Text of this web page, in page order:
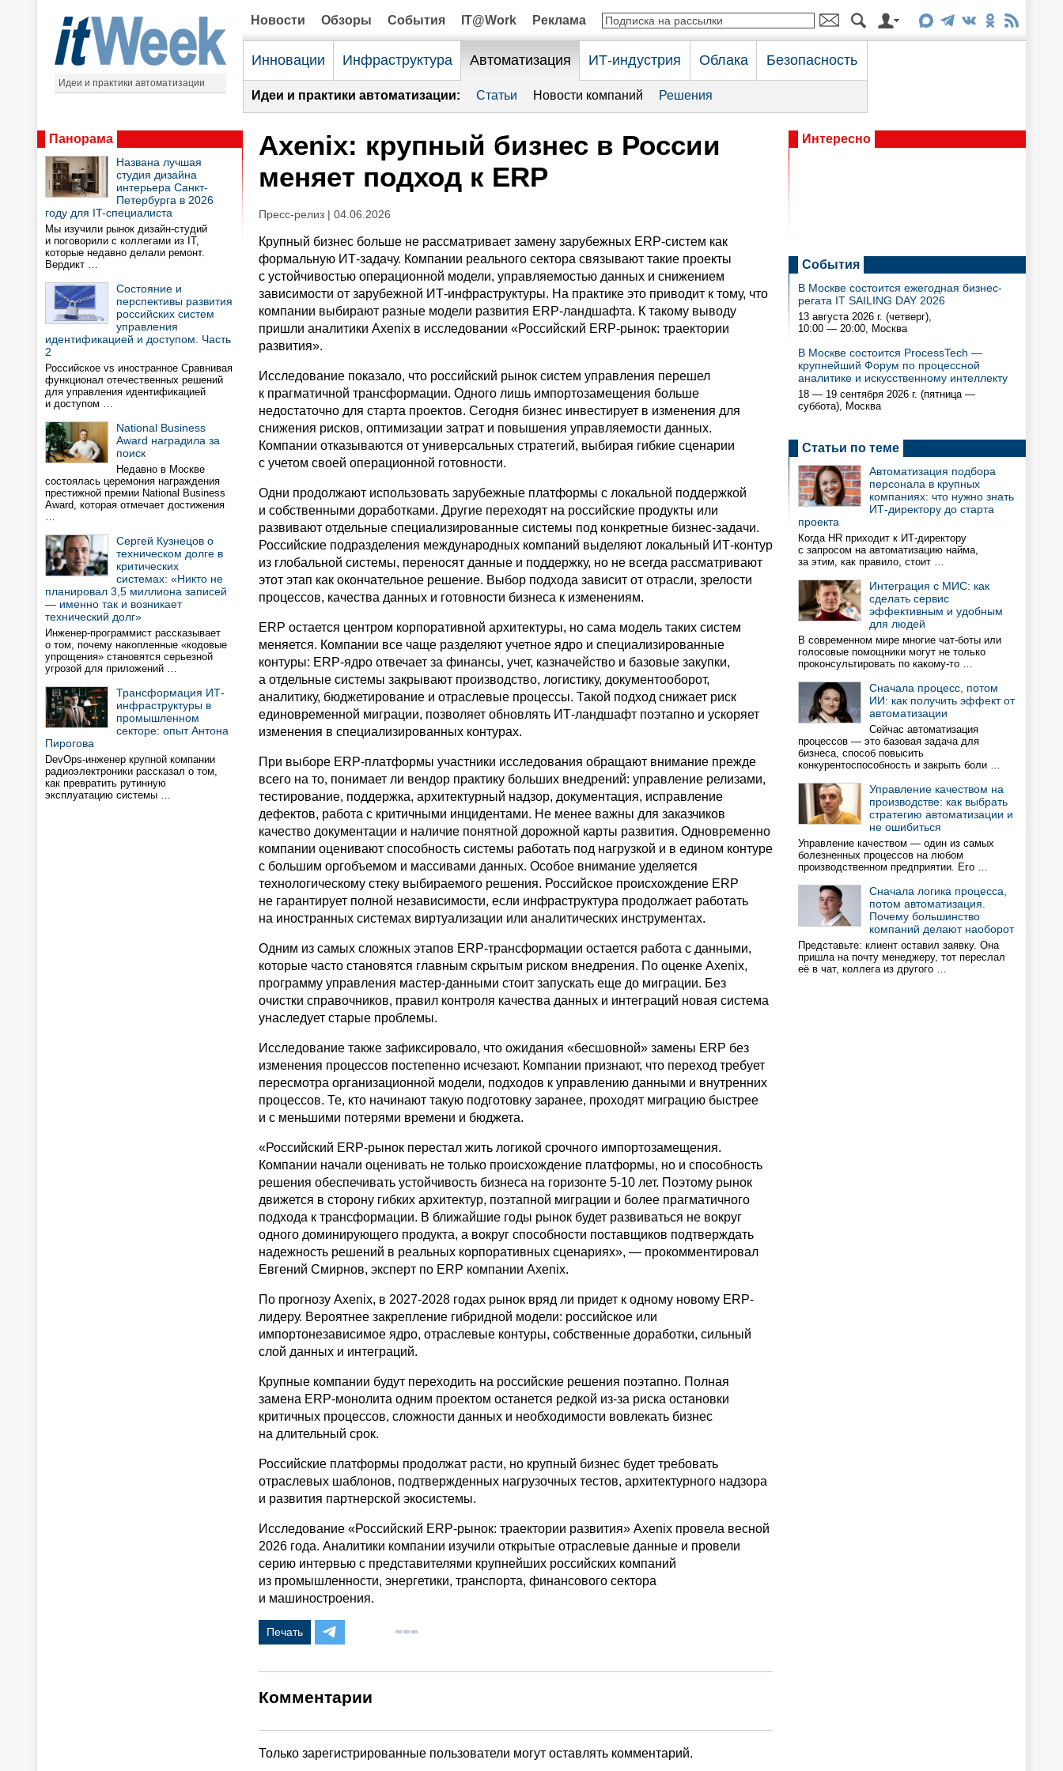
Идеи и практики автоматизации
Новости Обзоры События IT@Work Реклама
Инновации Инфраструктура Автоматизация ИТ-индустрия Облака Безопасность
Идеи и практики автоматизации: Статьи Новости компаний Решения
Панорама
Названа лучшая
студия дизайна
интерьера Санкт-
Петербурга в 2026
году для IT-специалиста
Мы изучили рынок дизайн-студий
и поговорили с коллегами из IT,
которые недавно делали ремонт.
Вердикт …
Состояние и
перспективы развития
российских систем
управления
идентификацией и доступом. Часть
2
Российское vs иностранное Сравнивая
функционал отечественных решений
для управления идентификацией
и доступом …
National Business
Award наградила за
поиск
Недавно в Москве
состоялась церемония награждения
престижной премии National Business
Award, которая отмечает достижения
…
Сергей Кузнецов о
техническом долге в
критических
системах: «Никто не
планировал 3,5 миллиона записей
— именно так и возникает
технический долг»
Инженер-программист рассказывает
о том, почему накопленные «кодовые
упрощения» становятся серьезной
угрозой для приложений …
Трансформация ИТ-
инфраструктуры в
промышленном
секторе: опыт Антона
Пирогова
DevOps-инженер крупной компании
радиоэлектроники рассказал о том,
как превратить рутинную
эксплуатацию системы …
Axenix: крупный бизнес в России
меняет подход к ERP
Пресс-релиз | 04.06.2026
Крупный бизнес больше не рассматривает замену зарубежных ERP-систем как
формальную ИТ-задачу. Компании реального сектора связывают такие проекты
с устойчивостью операционной модели, управляемостью данных и снижением
зависимости от зарубежной ИТ-инфраструктуры. На практике это приводит к тому, что
компании выбирают разные модели развития ERP-ландшафта. К такому выводу
пришли аналитики Axenix в исследовании «Российский ERP-рынок: траектории
развития».
Исследование показало, что российский рынок систем управления перешел
к прагматичной трансформации. Одного лишь импортозамещения больше
недостаточно для старта проектов. Сегодня бизнес инвестирует в изменения для
снижения рисков, оптимизации затрат и повышения управляемости данных.
Компании отказываются от универсальных стратегий, выбирая гибкие сценарии
с учетом своей операционной готовности.
Одни продолжают использовать зарубежные платформы с локальной поддержкой
и собственными доработками. Другие переходят на российские продукты или
развивают отдельные специализированные системы под конкретные бизнес-задачи.
Российские подразделения международных компаний выделяют локальный ИТ-контур
из глобальной системы, переносят данные и поддержку, но не всегда рассматривают
этот этап как окончательное решение. Выбор подхода зависит от отрасли, зрелости
процессов, качества данных и готовности бизнеса к изменениям.
ERP остается центром корпоративной архитектуры, но сама модель таких систем
меняется. Компании все чаще разделяют учетное ядро и специализированные
контуры: ERP-ядро отвечает за финансы, учет, казначейство и базовые закупки,
а отдельные системы закрывают производство, логистику, документооборот,
аналитику, бюджетирование и отраслевые процессы. Такой подход снижает риск
единовременной миграции, позволяет обновлять ИТ-ландшафт поэтапно и ускоряет
изменения в специализированных контурах.
При выборе ERP-платформы участники исследования обращают внимание прежде
всего на то, понимает ли вендор практику больших внедрений: управление релизами,
тестирование, поддержка, архитектурный надзор, документация, исправление
дефектов, работа с критичными инцидентами. Не менее важны для заказчиков
качество документации и наличие понятной дорожной карты развития. Одновременно
компании оценивают способность системы работать под нагрузкой и в едином контуре
с большим оргобъемом и массивами данных. Особое внимание уделяется
технологическому стеку выбираемого решения. Российское происхождение ERP
не гарантирует полной независимости, если инфраструктура продолжает работать
на иностранных системах виртуализации или аналитических инструментах.
Одним из самых сложных этапов ERP-трансформации остается работа с данными,
которые часто становятся главным скрытым риском внедрения. По оценке Axenix,
программу управления мастер-данными стоит запускать еще до миграции. Без
очистки справочников, правил контроля качества данных и интеграций новая система
унаследует старые проблемы.
Исследование также зафиксировало, что ожидания «бесшовной» замены ERP без
изменения процессов постепенно исчезают. Компании признают, что переход требует
пересмотра организационной модели, подходов к управлению данными и внутренних
процессов. Те, кто начинают такую подготовку заранее, проходят миграцию быстрее
и с меньшими потерями времени и бюджета.
«Российский ERP-рынок перестал жить логикой срочного импортозамещения.
Компании начали оценивать не только происхождение платформы, но и способность
решения обеспечивать устойчивость бизнеса на горизонте 5-10 лет. Поэтому рынок
движется в сторону гибких архитектур, поэтапной миграции и более прагматичного
подхода к трансформации. В ближайшие годы рынок будет развиваться не вокруг
одного доминирующего продукта, а вокруг способности поставщиков подтверждать
надежность решений в реальных корпоративных сценариях», — прокомментировал
Евгений Смирнов, эксперт по ERP компании Axenix.
По прогнозу Axenix, в 2027-2028 годах рынок вряд ли придет к одному новому ERP-
лидеру. Вероятнее закрепление гибридной модели: российское или
импортонезависимое ядро, отраслевые контуры, собственные доработки, сильный
слой данных и интеграций.
Крупные компании будут переходить на российские решения поэтапно. Полная
замена ERP-монолита одним проектом останется редкой из-за риска остановки
критичных процессов, сложности данных и необходимости вовлекать бизнес
на длительный срок.
Российские платформы продолжат расти, но крупный бизнес будет требовать
отраслевых шаблонов, подтвержденных нагрузочных тестов, архитектурного надзора
и развития партнерской экосистемы.
Исследование «Российский ERP-рынок: траектории развития» Axenix провела весной
2026 года. Аналитики компании изучили открытые отраслевые данные и провели
серию интервью с представителями крупнейших российских компаний
из промышленности, энергетики, транспорта, финансового сектора
и машиностроения.
Печать
Комментарии
Только зарегистрированные пользователи могут оставлять комментарий.
Интересно
События
В Москве состоится ежегодная бизнес-
регата IT SAILING DAY 2026
13 августа 2026 г. (четверг),
10:00 — 20:00, Москва
В Москве состоится ProcessTech —
крупнейший Форум по процессной
аналитике и искусственному интеллекту
18 — 19 сентября 2026 г. (пятница —
суббота), Москва
Статьи по теме
Автоматизация подбора
персонала в крупных
компаниях: что нужно знать
ИТ-директору до старта
проекта
Когда HR приходит к ИТ-директору
с запросом на автоматизацию найма,
за этим, как правило, стоит …
Интеграция с МИС: как
сделать сервис
эффективным и удобным
для людей
В современном мире многие чат-боты или
голосовые помощники могут не только
проконсультировать по какому-то …
Сначала процесс, потом
ИИ: как получить эффект от
автоматизации
Сейчас автоматизация
процессов — это базовая задача для
бизнеса, способ повысить
конкурентоспособность и закрыть боли …
Управление качеством на
производстве: как выбрать
стратегию автоматизации и
не ошибиться
Управление качеством — один из самых
болезненных процессов на любом
производственном предприятии. Его …
Сначала логика процесса,
потом автоматизация.
Почему большинство
компаний делают наоборот
Представьте: клиент оставил заявку. Она
пришла на почту менеджеру, тот переслал
её в чат, коллега из другого …